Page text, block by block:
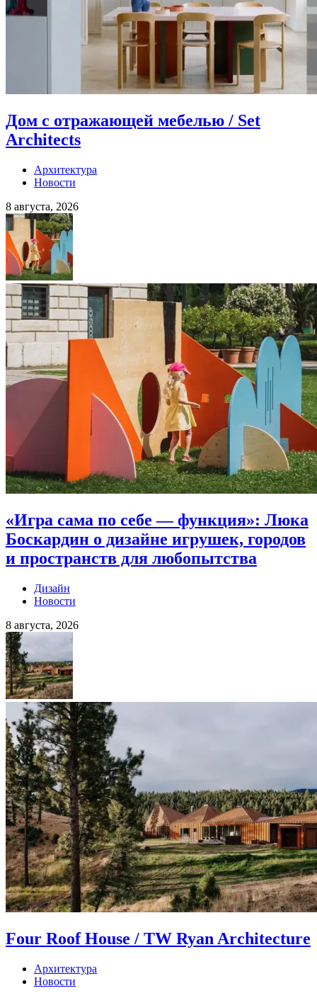
Дом с отражающей мебелью / Set
Architects
Архитектура
Новости
8 августа, 2026
«Игра сама по себе — функция»: Люка
Боскардин о дизайне игрушек, городов
и пространств для любопытства
Дизайн
Новости
8 августа, 2026
Four Roof House / TW Ryan Architecture
Архитектура
Новости